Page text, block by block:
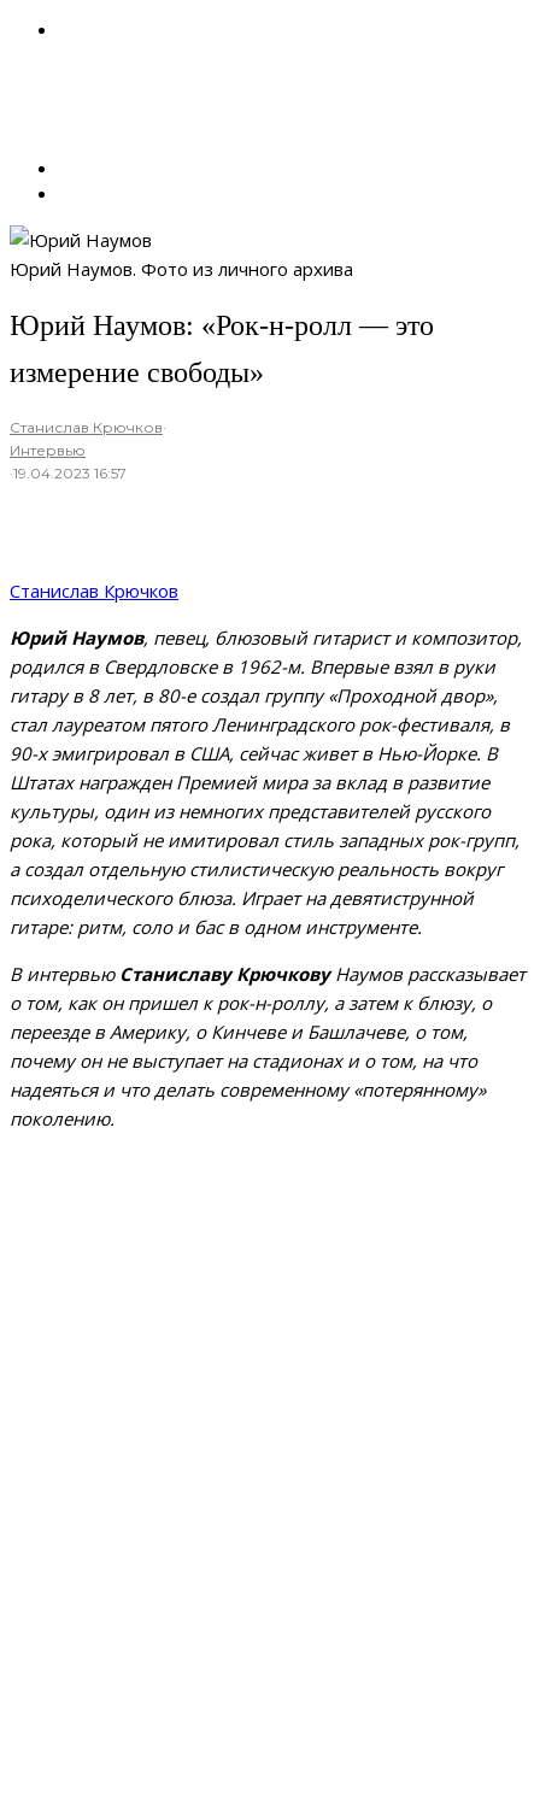
Юрий Наумов. Фото из личного архива
Юрий Наумов: «Рок-н-ролл — это
измерение свободы»
Станислав Крючков·
Интервью
·19.04.2023 16:57
Станислав Крючков
Юрий Наумов, певец, блюзовый гитарист и композитор,
родился в Свердловске в 1962-м. Впервые взял в руки
гитару в 8 лет, в 80-е создал группу «Проходной двор»,
стал лауреатом пятого Ленинградского рок-фестиваля, в
90-х эмигрировал в США, сейчас живет в Нью-Йорке. В
Штатах награжден Премией мира за вклад в развитие
культуры, один из немногих представителей русского
рока, который не имитировал стиль западных рок-групп,
а создал отдельную стилистическую реальность вокруг
психоделического блюза. Играет на девятиструнной
гитаре: ритм, соло и бас в одном инструменте.
В интервью Станиславу КрючковуНаумов рассказывает
о том, как он пришел к рок-н-роллу, а затем к блюзу, о
переезде в Америку, о Кинчеве и Башлачеве, о том,
почему он не выступает на стадионах и о том, на что
надеяться и что делать современному «потерянному»
поколению.